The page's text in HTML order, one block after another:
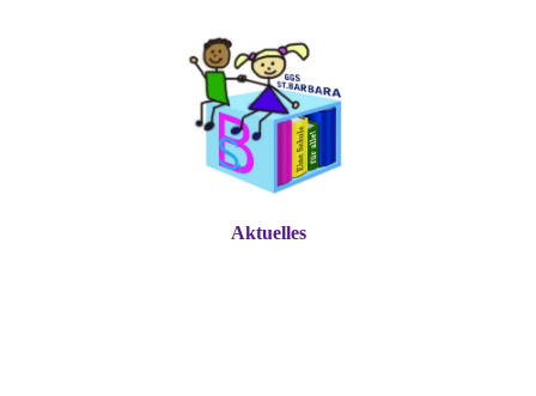
Aktuelles